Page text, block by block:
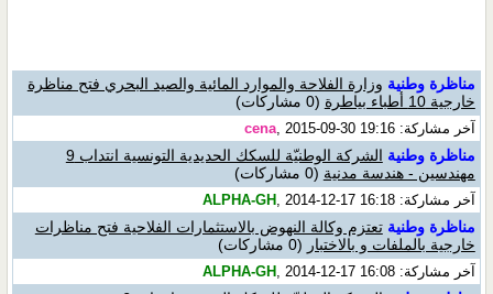
مناظرة وطنية وزارة الفلاحة والموارد المائية والصيد البحري فتح مناظرة
خارجية 10 أطباء بياطرة
(0 مشاركات)
آخر مشاركة: cena, 2015-09-30 19:16
مناظرة وطنية
الشركة الوطنيّة للسكك الحديدية التونسية انتداب 9
مهندسين - هندسة مدنية (0 مشاركات)
آخر مشاركة: ALPHA-GH , 2014-12-17 16:18
مناظرة وطنية تعتزم وكالة النهوض بالاستثمارات الفلاحية فتح مناظرات
خارجية بالملفات و بالاختبار (0 مشاركات)
آخر مشاركة: ALPHA-GH , 2014-12-17 16:08